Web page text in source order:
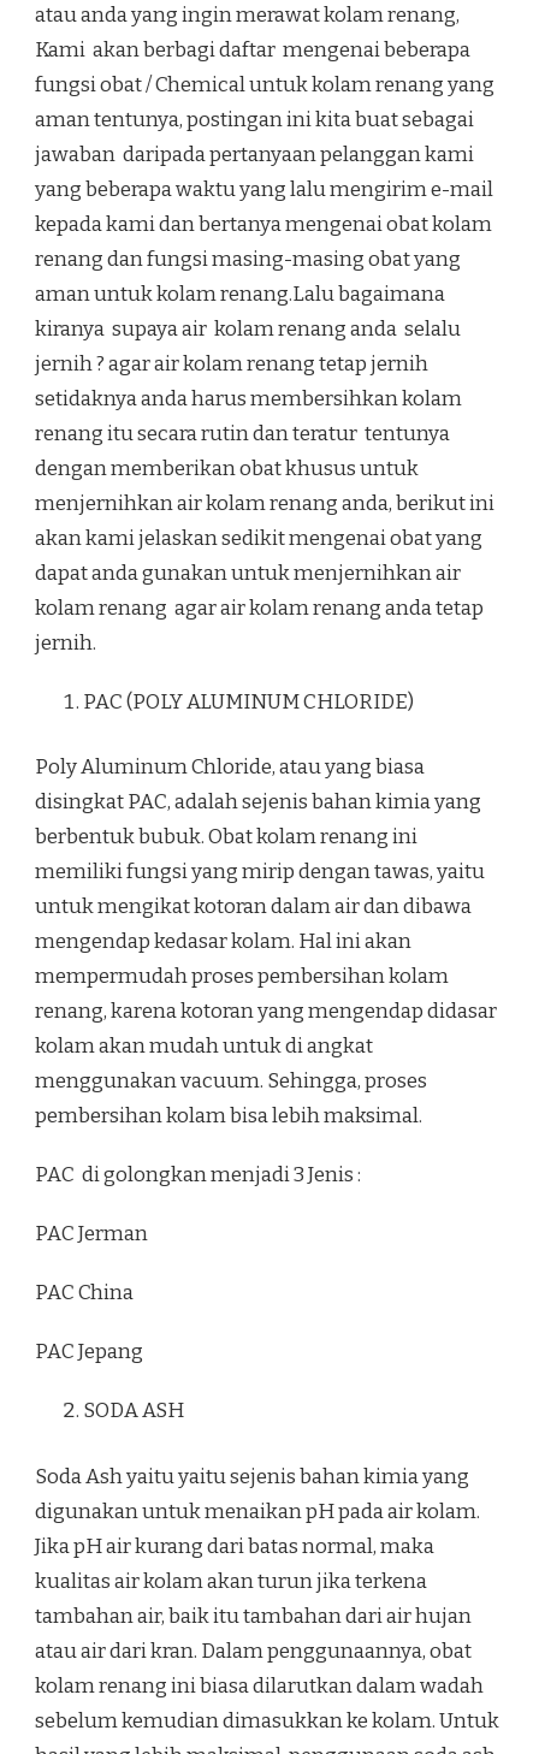
atau anda yang ingin merawat kolam renang,
Kami akan berbagi daftar mengenai beberapa
fungsi obat / Chemical untuk kolam renang yang
aman tentunya, postingan ini kita buat sebagai
jawaban daripada pertanyaan pelanggan kami
yang beberapa waktu yang lalu mengirim e-mail
kepada kami dan bertanya mengenai obat kolam
renang dan fungsi masing-masing obat yang
aman untuk kolam renang.Lalu bagaimana
kiranya supaya air kolam renang anda selalu
jernih ? agar air kolam renang tetap jernih
setidaknya anda harus membersihkan kolam
renang itu secara rutin dan teratur tentunya
dengan memberikan obat khusus untuk
menjernihkan air kolam renang anda, berikut ini
akan kami jelaskan sedikit mengenai obat yang
dapat anda gunakan untuk menjernihkan air
kolam renang agar air kolam renang anda tetap
jernih.
PAC (POLY ALUMINUM CHLORIDE)
Poly Aluminum Chloride, atau yang biasa
disingkat PAC, adalah sejenis bahan kimia yang
berbentuk bubuk. Obat kolam renang ini
memiliki fungsi yang mirip dengan tawas, yaitu
untuk mengikat kotoran dalam air dan dibawa
mengendap kedasar kolam. Hal ini akan
mempermudah proses pembersihan kolam
renang, karena kotoran yang mengendap didasar
kolam akan mudah untuk di angkat
menggunakan vacuum. Sehingga, proses
pembersihan kolam bisa lebih maksimal.
PAC di golongkan menjadi 3 Jenis :
PAC Jerman
PAC China
PAC Jepang
SODA ASH
Soda Ash yaitu yaitu sejenis bahan kimia yang
digunakan untuk menaikan pH pada air kolam.
Jika pH air kurang dari batas normal, maka
kualitas air kolam akan turun jika terkena
tambahan air, baik itu tambahan dari air hujan
atau air dari kran. Dalam penggunaannya, obat
kolam renang ini biasa dilarutkan dalam wadah
sebelum kemudian dimasukkan ke kolam. Untuk